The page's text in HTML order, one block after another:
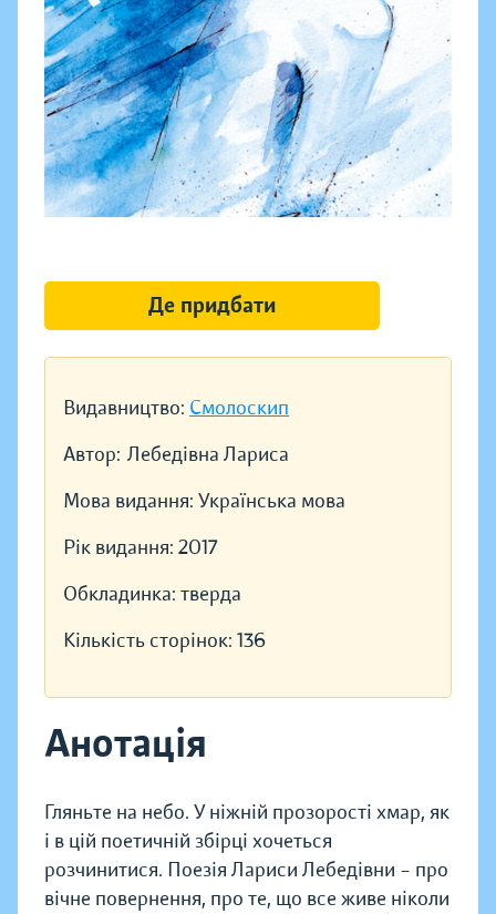
Видавництво: Смолоскип
Автор: Лебедівна Лариса
Мова видання: Українська мова
Рік видання: 2017
Обкладинка: тверда
Кількість сторінок: 136
Анотація
Гляньте на небо. У ніжній прозорості хмар, як
і в цій поетичній збірці хочеться
розчинитися. Поезія Лариси Лебедівни – про
вічне повернення, про те, що все живе ніколи
Де придбати